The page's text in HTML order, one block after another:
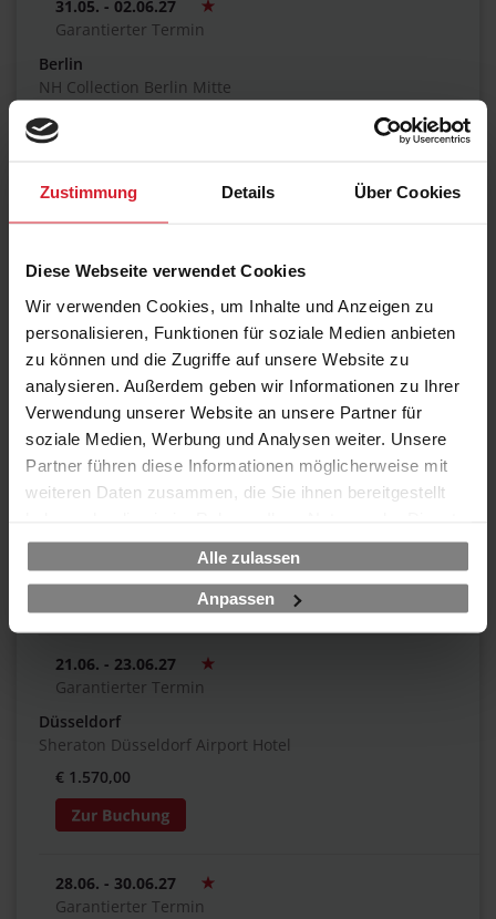
Zustimmung Details Über Cookies
Diese Webseite verwendet Cookies
Wir verwenden Cookies, um Inhalte und Anzeigen zu
personalisieren, Funktionen für soziale Medien anbieten
zu können und die Zugriffe auf unsere Website zu
analysieren. Außerdem geben wir Informationen zu Ihrer
Verwendung unserer Website an unsere Partner für
soziale Medien, Werbung und Analysen weiter. Unsere
Partner führen diese Informationen möglicherweise mit
weiteren Daten zusammen, die Sie ihnen bereitgestellt
gesammelt haben.
Alle zulassen
Anpassen
31.05. - 02.06.27
Garantierter Termin
Berlin
NH Collection Berlin Mitte
€ 1.570,00
07.06. - 09.06.27
München
Steigenberger Hotel München
€ 1.570,00
14.06. - 16.06.27
Garantierter Termin
Hamburg
21.06. - 23.06.27
Garantierter Termin
Düsseldorf
Sheraton Düsseldorf Airport Hotel
€ 1.570,00
28.06. - 30.06.27
Garantierter Termin